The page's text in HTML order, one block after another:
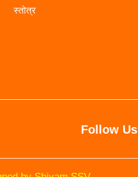
स्तोत्र
Follow Us